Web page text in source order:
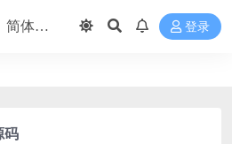
登录
码